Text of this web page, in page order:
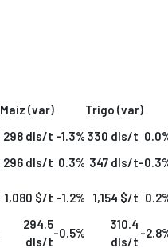
Maíz (var)
Trigo (var)
298 dls/t -1.3% 330 dls/t
296 dls/t 0.3% 347 dls/t-
1,080 $/t -1.2% 1,154 $/t
294.5
dls/t
-0.5%
310.4
dls/t
-